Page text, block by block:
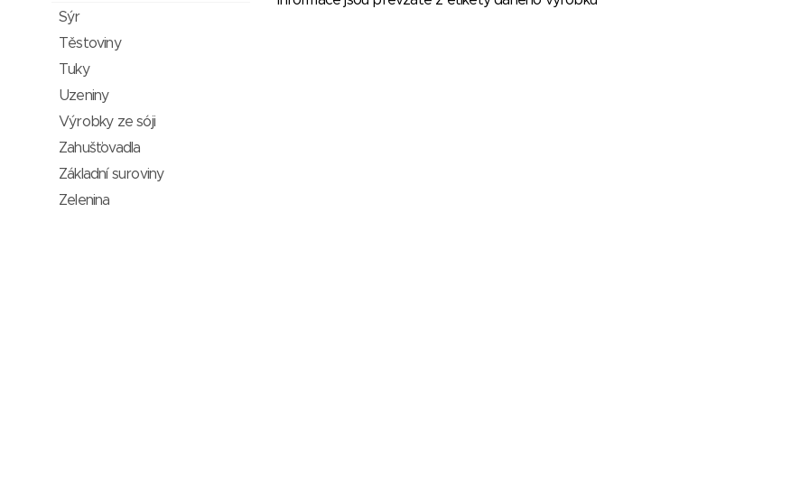
Sýr
Těstoviny
Tuky
Uzeniny
Výrobky ze sóji
Zahušťovadla
Základní suroviny
Zelenina